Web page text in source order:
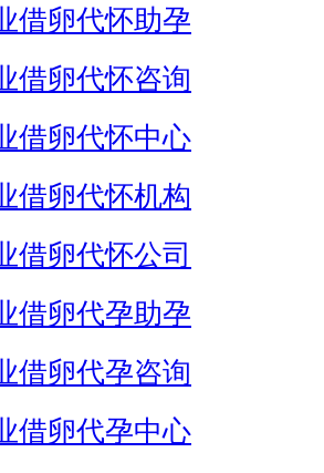
借卵代怀助孕
借卵代怀咨询
借卵代怀中心
借卵代怀机构
借卵代怀公司
借卵代孕助孕
借卵代孕咨询
借卵代孕中心